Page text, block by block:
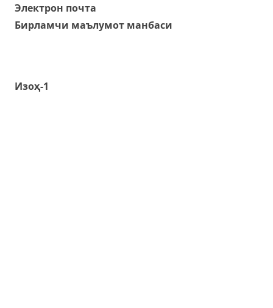
Электрон почта
Бирламчи маълумот манбаси
Изоҳ-1